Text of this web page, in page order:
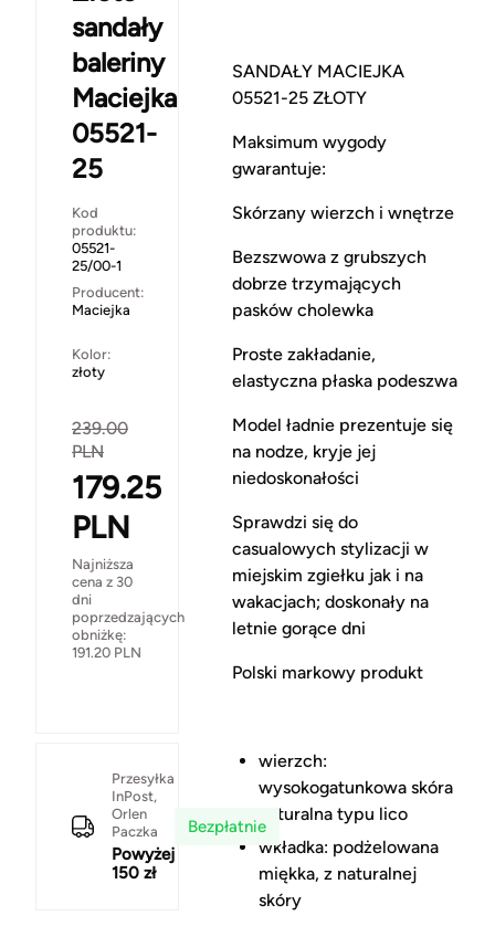
sandały
baleriny
Maciejka
05521-
25
Kod
produktu:
05521-
25/00-1
Producent:
Maciejka
Kolor:
złoty
239.00
PLN
179.25
PLN
Najniższa
cena z 30
dni
poprzedzających
obniżkę:
191.20 PLN
Przesyłka
InPost,
Orlen
Paczka
Powyżej
150 zł
Bezpłatnie
SANDAŁY MACIEJKA
05521-25 ZŁOTY
Maksimum wygody
gwarantuje:
Skórzany wierzch i wnętrze
Bezszwowa z grubszych
dobrze trzymających
pasków cholewka
Proste zakładanie,
elastyczna płaska podeszwa
Model ładnie prezentuje się
na nodze, kryje jej
niedoskonałości
Sprawdzi się do
casualowych stylizacji w
miejskim zgiełku jak i na
wakacjach; doskonały na
letnie gorące dni
Polski markowy produkt
wierzch:
wysokogatunkowa skóra
naturalna typu lico
wkładka: podżelowana
miękka, z naturalnej
skóry